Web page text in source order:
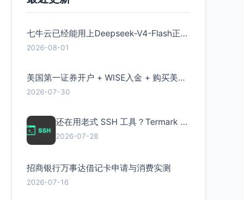
七牛云已经能用上Deepseek-V4-Flash正式版了，点此领取300万Token
2026-08-01
美国第一证券开户 + WISE入金 + 购买美股全流程分享
2026-07-30
还在用老式 SSH 工具？Termark 新一代跨平台智能SSH客户端了解一下
2026-07-28
招商银行万事达借记卡申请与消费实测
2026-07-16